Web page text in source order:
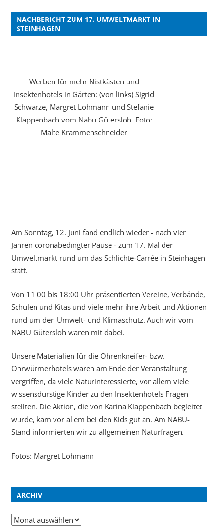
NACHBERICHT ZUM 17. UMWELTMARKT IN
STEINHAGEN
Werben für mehr Nistkästen und
Insektenhotels in Gärten: (von links) Sigrid
Schwarze, Margret Lohmann und Stefanie
Klappenbach vom Nabu Gütersloh. Foto:
Malte Krammenschneider
Am Sonntag, 12. Juni fand endlich wieder - nach vier
Jahren coronabedingter Pause - zum 17. Mal der
Umweltmarkt rund um das Schlichte-Carrée in Steinhagen
statt.
Von 11:00 bis 18:00 Uhr präsentierten Vereine, Verbände,
Schulen und Kitas und viele mehr ihre Arbeit und Aktionen
rund um den Umwelt- und Klimaschutz. Auch wir vom
NABU Gütersloh waren mit dabei.
Unsere Materialien für die Ohrenkneifer- bzw.
Ohrwürmerhotels waren am Ende der Veranstaltung
vergriffen, da viele Naturinteressierte, vor allem viele
wissensdurstige Kinder zu den Insektenhotels Fragen
stellten. Die Aktion, die von Karina Klappenbach begleitet
wurde, kam vor allem bei den Kids gut an. Am NABU-
Stand informierten wir zu allgemeinen Naturfragen.
Fotos: Margret Lohmann
ARCHIV